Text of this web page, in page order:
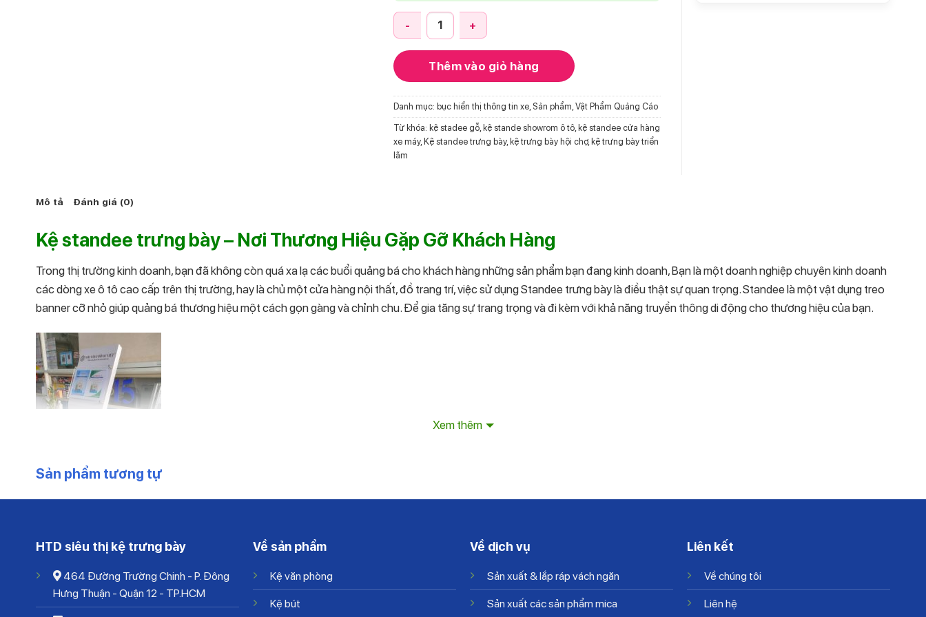
Thêm vào giỏ hàng
Danh mục: bục hiển thị thông tin xe, Sản phẩm,Vật Phẩm Quảng Cáo
Từ khóa: kệ stadee gỗ, kệ stande showrom ô tô, kệ standee cửa hàng
xe máy, Kệ standee trưng bày, kệ trưng bày hội chợ, kệ trưng bày triển
lãm
Mô tả Đánh giá (0)
Kệ standee trưng bày – Nơi Thương Hiệu Gặp Gỡ Khách Hàng
Trong thị trường kinh doanh, bạn đã không còn quá xa lạ các buổi quảng bá cho khách hàng những sản phẩm bạn đang kinh doanh, Bạn là một doanh nghiệp chuyên kinh doanh
các dòng xe ô tô cao cấp trên thị trường, hay là chủ một cửa hàng nội thất, đồ trang trí, việc sử dụng Standee trưng bày là điều thật sự quan trọng. Standee là một vật dụng treo
banner cỡ nhỏ giúp quảng bá thương hiệu một cách gọn gàng và chỉnh chu. Để gia tăng sự trang trọng và đi kèm với khả năng truyền thông di động cho thương hiệu của bạn.
Sử dụng kệ standee trưng bày khi nào ?
Xem thêm
Sản phẩm tương tự
HTD siêu thị kệ trưng bày
464 Đường Trường Chinh - P. Đông
Hưng Thuận - Quận 12 - TP.HCM
Về sản phẩm
Kệ văn phòng
Kệ bút
Về dịch vụ
Sản xuất & lắp ráp vách ngăn
Sản xuất các sản phẩm mica
Liên kết
Về chúng tôi
Liên hệ